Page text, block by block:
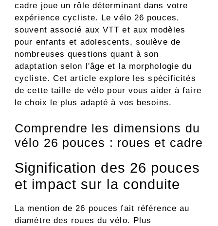
cadre joue un rôle déterminant dans votre
expérience cycliste. Le vélo 26 pouces,
souvent associé aux VTT et aux modèles
pour enfants et adolescents, soulève de
nombreuses questions quant à son
adaptation selon l'âge et la morphologie du
cycliste. Cet article explore les spécificités
de cette taille de vélo pour vous aider à faire
le choix le plus adapté à vos besoins.
Comprendre les dimensions du
vélo 26 pouces : roues et cadre
Signification des 26 pouces
et impact sur la conduite
La mention de 26 pouces fait référence au
diamètre des roues du vélo. Plus